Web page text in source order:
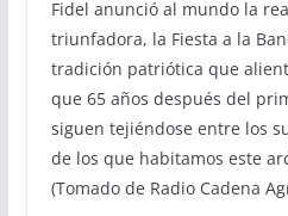
Fidel anunció al mundo la
triunfadora, la Fiesta a la
tradición patriótica que
que 65 años después del
siguen tejiéndose entre los
de los que habitamos este
(Tomado de Radio Cadena